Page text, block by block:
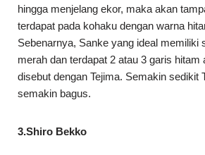
hingga menjelang ekor, maka akan
terdapat pada kohaku dengan warna
Sebenarnya, Sanke yang ideal memiliki
merah dan terdapat 2 atau 3 garis hitam
disebut dengan Tejima. Semakin sedikit
semakin bagus.
3.Shiro Bekko